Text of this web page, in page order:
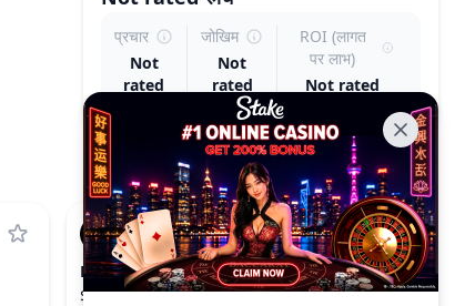
प्रचार
Not
rated
जोखिम
Not
rated
ROI (लागत
पर लाभ)
Not rated
LABLAB
$0.1271